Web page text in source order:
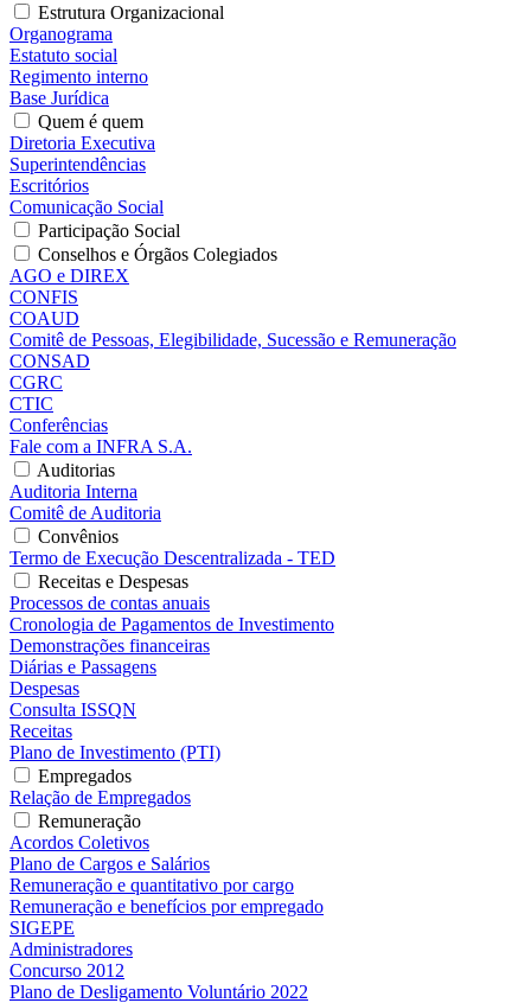
Estrutura Organizacional
Organograma
Estatuto social
Regimento interno
Base Jurídica
Quem é quem
Diretoria Executiva
Superintendências
Escritórios
Comunicação Social
Participação Social
Conselhos e Órgãos Colegiados
AGO e DIREX
CONFIS
COAUD
Comitê de Pessoas, Elegibilidade, Sucessão e Remuneração
CONSAD
CGRC
CTIC
Conferências
Fale com a INFRA S.A.
Auditorias
Auditoria Interna
Comitê de Auditoria
Convênios
Termo de Execução Descentralizada - TED
Receitas e Despesas
Processos de contas anuais
Cronologia de Pagamentos de Investimento
Demonstrações financeiras
Diárias e Passagens
Despesas
Consulta ISSQN
Receitas
Plano de Investimento (PTI)
Empregados
Relação de Empregados
Remuneração
Acordos Coletivos
Plano de Cargos e Salários
Remuneração e quantitativo por cargo
Remuneração e benefícios por empregado
SIGEPE
Administradores
Concurso 2012
Plano de Desligamento Voluntário 2022